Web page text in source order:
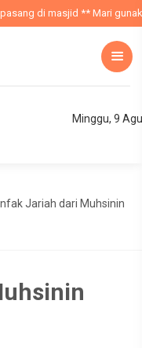
di masjid ** Mari
Minggu, 9
Infak Jariah dari Muhsinin